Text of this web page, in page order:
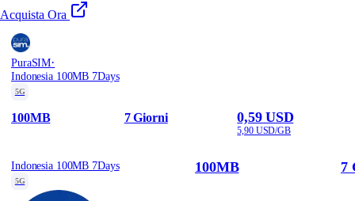
Acquista Ora
PuraSIM·
Indonesia 100MB 7Days
5G
100MB 7 Giorni 0,59 USD
5,90 USD/GB
Indonesia 100MB 7Days
5G
100MB 7